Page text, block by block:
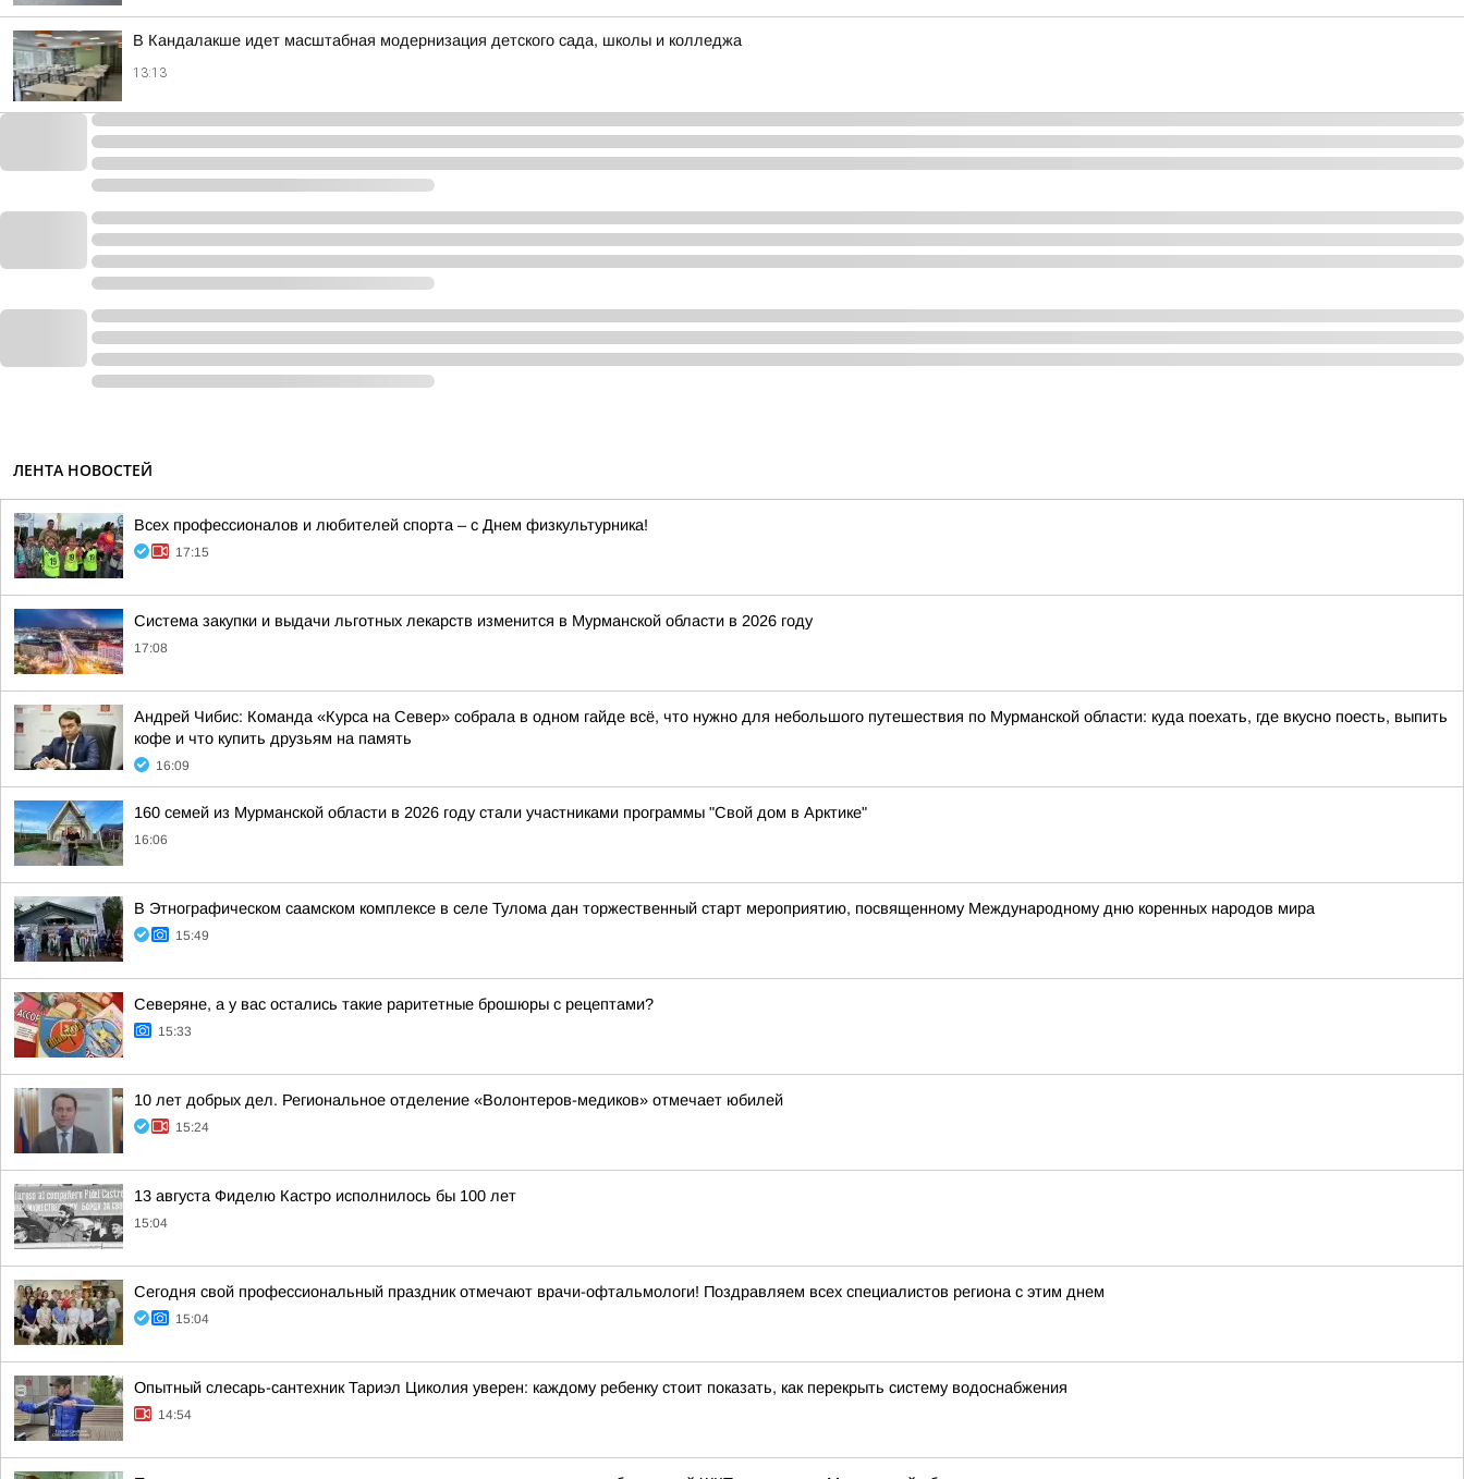
В Кандалакше идет масштабная модернизация детского сада, школы и колледжа
13:13
ЛЕНТА НОВОСТЕЙ
Всех профессионалов и любителей спорта – с Днем физкультурника!
17:15
Система закупки и выдачи льготных лекарств изменится в Мурманской области в 2026 году
17:08
Андрей Чибис: Команда «Курса на Север» собрала в одном гайде всё, что нужно для небольшого путешествия по Мурманской области: куда поехать, где вкусно поесть, выпить
кофе и что купить друзьям на память
16:09
160 семей из Мурманской области в 2026 году стали участниками программы "Свой дом в Арктике"
16:06
В Этнографическом саамском комплексе в селе Тулома дан торжественный старт мероприятию, посвященному Международному дню коренных народов мира
15:49
Северяне, а у вас остались такие раритетные брошюры с рецептами?
15:33
10 лет добрых дел. Региональное отделение «Волонтеров-медиков» отмечает юбилей
15:24
13 августа Фиделю Кастро исполнилось бы 100 лет
15:04
Сегодня свой профессиональный праздник отмечают врачи-офтальмологи! Поздравляем всех специалистов региона с этим днем
15:04
Опытный слесарь-сантехник Тариэл Циколия уверен: каждому ребенку стоит показать, как перекрыть систему водоснабжения
14:54